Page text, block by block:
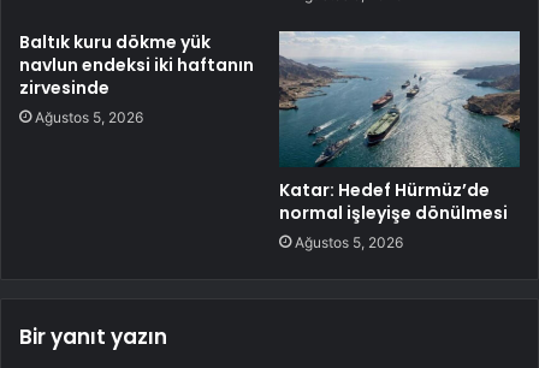
Baltık kuru dökme yük
navlun endeksi iki haftanın
zirvesinde
Ağustos 5, 2026
Katar: Hedef Hürmüz’de
normal işleyişe dönülmesi
Ağustos 5, 2026
Bir yanıt yazın